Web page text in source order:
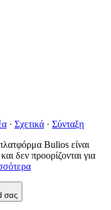
· Σχετικά · Σύνταξη
Bulios είναι
δεν προορίζονται για
σας